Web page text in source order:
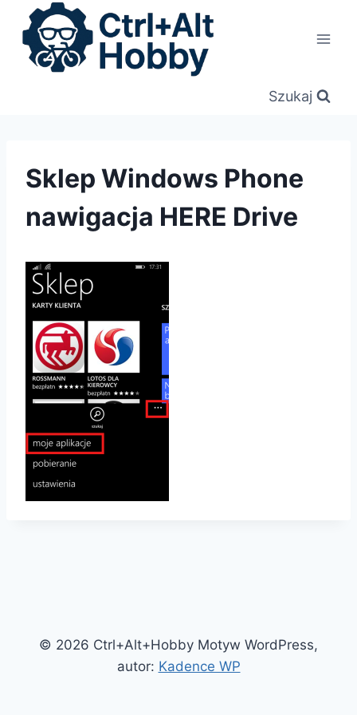
Przejdź
treści
Szukaj
Sklep Windows Phone
nawigacja HERE Drive
© 2026 Ctrl+Alt+Hobby Motyw WordPress,
autor: Kadence WP